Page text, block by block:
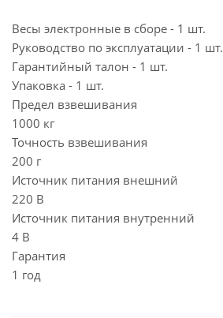
Весы электронные в сборе - 1 шт.
Руководство по эксплуатации - 1 шт.
Гарантийный талон - 1 шт.
Упаковка - 1 шт.
Предел взвешивания
1000 кг
Точность взвешивания
200 г
Источник питания внешний
220 В
Источник питания внутренний
4 В
Гарантия
1 год